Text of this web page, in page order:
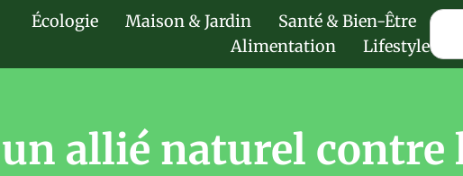
Écologie Maison & Jardin
Santé & Bien-Être
Alimentation
Lifestyle
allié naturel contre